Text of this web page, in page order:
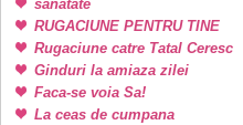
sanatate
RUGACIUNE PENTRU TINE
Rugaciune catre Tatal Ceresc
Ginduri la amiaza zilei
Faca-se voia Sa!
La ceas de cumpana